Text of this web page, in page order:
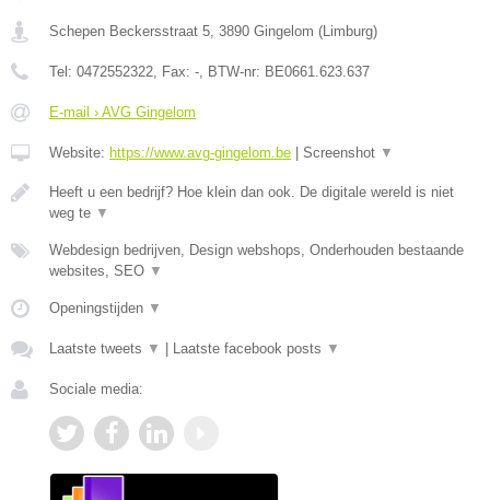
Schepen Beckersstraat 5 3890 Gingelom (Limburg)
Tel: 0472552322 , Fax: - , BTW-nr: BE0661.623.637
E-mail › AVG Gingelom
Website: https://www.avg-gingelom.be | Screenshot ▼
Heeft u een bedrijf? Hoe klein dan ook. De digitale wereld is niet
weg te ▼
Webdesign bedrijven, Design webshops, Onderhouden bestaande
websites, SEO ▼
Openingstijden ▼
Laatste tweets ▼ | Laatste facebook posts ▼
Sociale media: